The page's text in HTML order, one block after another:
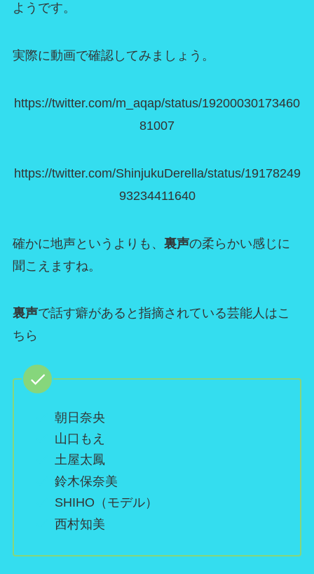
ようです。
実際に動画で確認してみましょう。
https://twitter.com/m_aqap/status/19200030173460
81007
https://twitter.com/ShinjukuDerella/status/19178249
93234411640
確かに地声というよりも、 裏声の柔らかい感じに
聞こえますね。
裏声で話す癖があると指摘されている芸能人はこ
ちら
朝日奈央
山口もえ
土屋太鳳
鈴木保奈美
SHIHO（モデル）
西村知美